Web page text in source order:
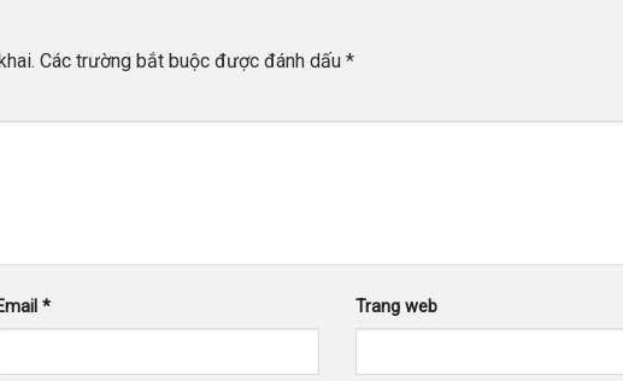
Các trường bắt buộc được đánh dấu *
* Trang web